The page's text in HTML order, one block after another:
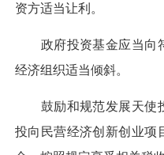
资方适当让利。
政府投资基金应当向
经济组织适当倾斜。
鼓励和规范发展天使
投向民营经济创新创业项